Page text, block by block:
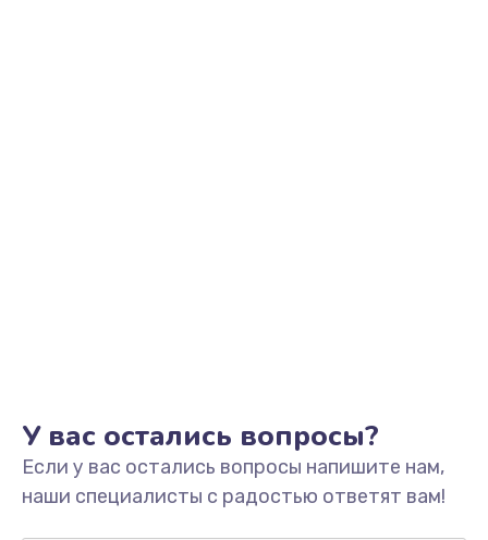
У вас остались вопросы?
Если у вас остались вопросы напишите нам,
наши специалисты с радостью ответят вам!